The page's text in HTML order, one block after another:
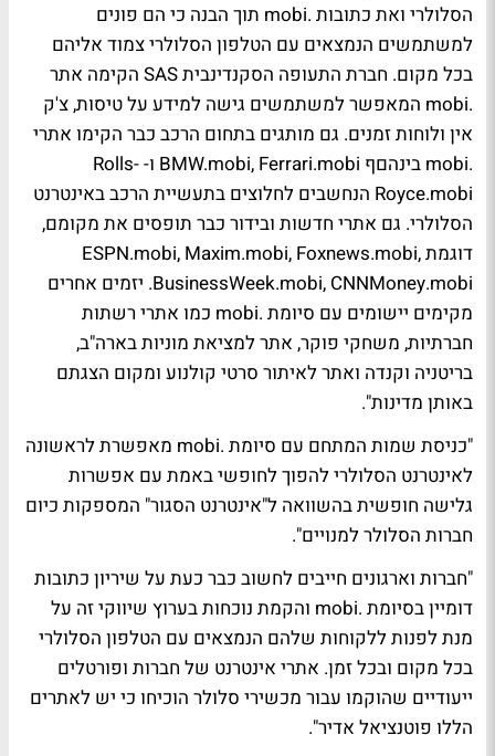
הסלולרי ואת כתובות .mobi תוך הבנה כי הם פונים
למשתמשים הנמצאים עם הטלפון הסלולרי צמוד אליהם
בכל מקום. חברת התעופה הסקנדינבית SAS הקימה אתר
.mobi המאפשר למשתמשים גישה למידע על טיסות, צ'ק
אין ולוחות זמנים. גם מותגים בתחום הרכב כבר הקימו אתרי
.mobi בינהםף BMW.mobi, Ferrari.mobi ו- Rolls-
Royce.mobi הנחשבים לחלוצים בתעשיית הרכב באינטרנט
הסלולרי. גם אתרי חדשות ובידור כבר תופסים את מקומם,
דוגמת ESPN.mobi, Maxim.mobi, Foxnews.mobi,
BusinessWeek.mobi, CNNMoney.mobi. יזמים אחרים
מקימים יישומים עם סיומת .mobi כמו אתרי רשתות
חברתיות, משחקי פוקר, אתר למציאת מוניות בארה"ב,
בריטניה וקנדה ואתר לאיתור סרטי קולנוע ומקום הצגתם
באותן מדינות".
"כניסת שמות המתחם עם סיומת .mobi מאפשרת לראשונה
לאינטרנט הסלולרי להפוך לחופשי באמת עם אפשרות
גלישה חופשית בהשוואה ל"אינטרנט הסגור" המספקות כיום
חברות הסלולר למנויים".
"חברות וארגונים חייבים לחשוב כבר כעת על שיריון כתובות
דומיין בסיומת .mobi והקמת נוכחות בערוץ שיווקי זה על
מנת לפנות ללקוחות שלהם הנמצאים עם הטלפון הסלולרי
בכל מקום ובכל זמן. אתרי אינטרנט של חברות ופורטלים
ייעודיים שהוקמו עבור מכשירי סלולר הוכיחו כי יש לאתרים
הללו פוטנציאל אדיר".